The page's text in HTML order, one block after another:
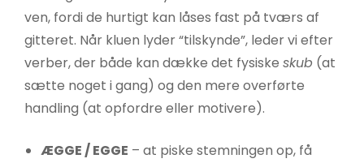
ven, fordi de hurtigt kan låses fast på tværs af
gitteret. Når kluen lyder “tilskynde”, leder vi efter
verber, der både kan dække det fysiske skub (at
sætte noget i gang) og den mere overførte
handling (at opfordre eller motivere).
ÆGGE / EGGE – at piske stemningen op, få